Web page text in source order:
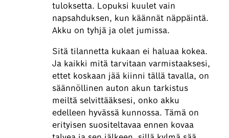
tuloksetta. Lopuksi kuulet vain
napsahduksen, kun käännät näppäintä.
Akku on tyhjä ja olet jumissa.
Sitä tilannetta kukaan ei haluaa kokea.
Ja kaikki mitä tarvitaan varmistaaksesi,
ettet koskaan jää kiinni tällä tavalla, on
säännöllinen auton akun tarkistus
meiltä selvittääksesi, onko akku
edelleen hyvässä kunnossa. Tämä on
erityisen suositeltavaa ennen kovaa